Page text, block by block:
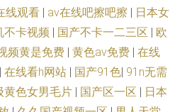
线观看 | av在线吧擦吧擦 | 日本女
不卡视频 | 国产不卡一二三区 | 欧
频黄是免费 | 黄色av免费 | 在线
| 在线看h网站 | 国产91色| 91n无需
黄色女男毛片 | 国产区一区 | 日本